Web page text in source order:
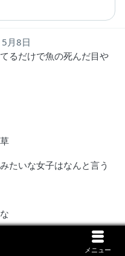
メニュー
5月8日
るだけで魚の死んだ目や
たいな女子はなんと言う